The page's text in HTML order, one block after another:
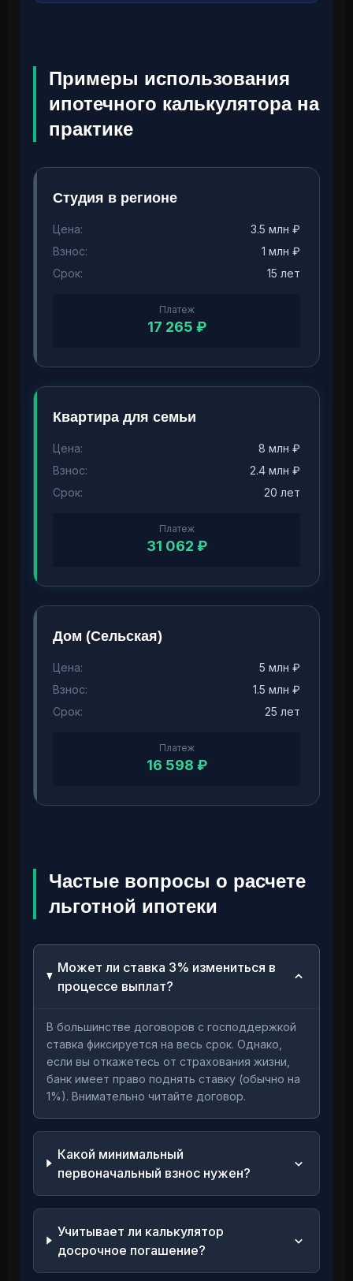
Примеры использования
ипотечного калькулятора на
практике
Студия в регионе
Цена:
3.5 млн ₽
Взнос:
1 млн ₽
Срок:
15 лет
Платеж
17 265 ₽
Квартира для семьи
Цена:
8 млн ₽
Взнос:
2.4 млн ₽
Срок:
20 лет
Платеж
31 062 ₽
Дом (Сельская)
Цена:
5 млн ₽
Взнос:
1.5 млн ₽
Срок:
25 лет
Платеж
16 598 ₽
Частые вопросы о расчете
льготной ипотеки
Может ли ставка 3% измениться в
процессе выплат?
В большинстве договоров с господдержкой
ставка фиксируется на весь срок. Однако,
если вы откажетесь от страхования жизни,
банк имеет право поднять ставку (обычно на
1%). Внимательно читайте договор.
Какой минимальный
первоначальный взнос нужен?
Учитывает ли калькулятор
досрочное погашение?